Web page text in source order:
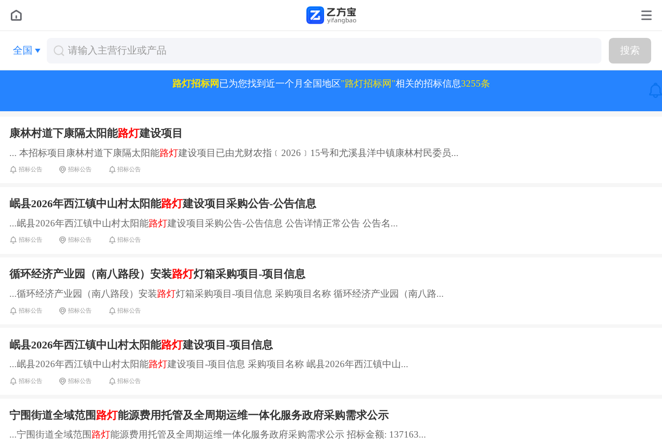
全国 搜索
路灯招标网已为您找到近一个月全国地区"路灯招标网"相关的招标信息3255条
康林村道下康隔太阳能路灯建设项目
... 本招标项目康林村道下康隔太阳能路灯建设项目已由尤财农指﹝2026﹞15号和尤溪县洋中镇康林村民委员...
招标公告 招标公告 招标公告
岷县2026年西江镇中山村太阳能路灯建设项目采购公告-公告信息
...岷县2026年西江镇中山村太阳能路灯建设项目采购公告-公告信息 公告详情正常公告 公告名...
招标公告 招标公告 招标公告
循环经济产业园（南八路段）安装路灯灯箱采购项目-项目信息
...循环经济产业园（南八路段）安装路灯灯箱采购项目-项目信息 采购项目名称 循环经济产业园（南八路...
招标公告 招标公告 招标公告
岷县2026年西江镇中山村太阳能路灯建设项目-项目信息
...岷县2026年西江镇中山村太阳能路灯建设项目-项目信息 采购项目名称 岷县2026年西江镇中山...
招标公告 招标公告 招标公告
宁围街道全域范围 路灯能源费用托管及全周期运维一体化服务政府采购需求公示
...宁围街道全域范围路灯能源费用托管及全周期运维一体化服务政府采购需求公示 招标金额: 137163...